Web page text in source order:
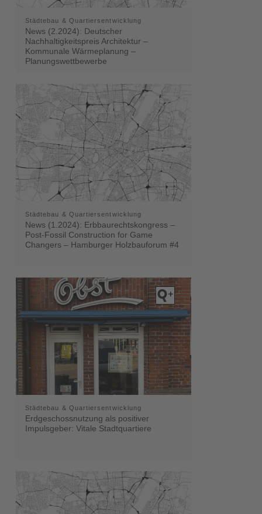
Städtebau & Quartiersentwicklung
News (2.2024): Deutscher
Nachhaltigkeitspreis Architektur –
Kommunale Wärmeplanung –
Planungswettbewerbe
Städtebau & Quartiersentwicklung
News (1.2024): Erbbaurechtskongress –
Post-Fossil Construction for Game
Changers – Hamburger Holzbauforum #4
Städtebau & Quartiersentwicklung
Erdgeschossnutzung als positiver
Impulsgeber: Vitale Stadtquartiere